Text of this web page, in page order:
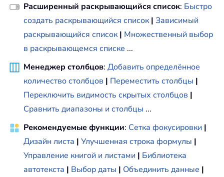
Расширенный раскрывающийся список: Быстро
создать раскрывающийся список | Зависимый
раскрывающийся список | Множественный выбор
в раскрывающемся списке ...
Менеджер столбцов: Добавить определённое
количество столбцов | Переместить столбцы |
Переключить видимость скрытых столбцов |
Сравнить диапазоны и столбцы ...
Рекомендуемые функции: Сетка фокусировки |
Дизайн листа | Улучшенная строка формулы |
Управление книгой и листами | Библиотека
автотекста | Выбор даты | Объединить данные |